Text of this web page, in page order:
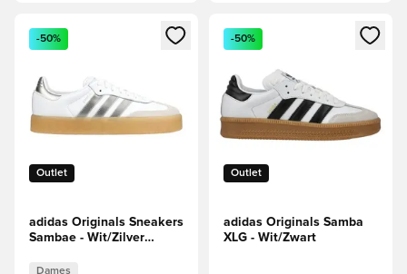
Opent een venster om in te loggen of je aan te melden als
Outlet
-50%
adidas Originals Sneakers
Sambae - Wit/Zilver
Dames
Opent een venster om in te
Outlet
-50%
adidas Originals Samba
XLG - Wit/Zwart